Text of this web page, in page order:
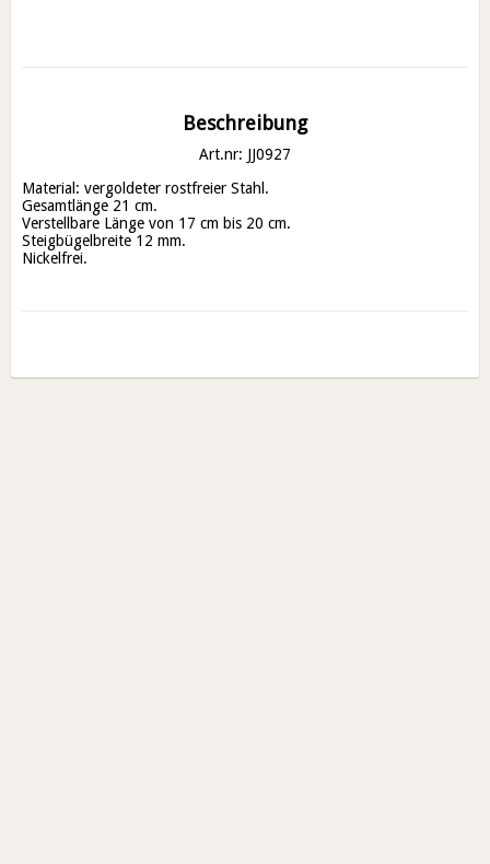
Beschreibung
Art.nr: JJ0927
Material: vergoldeter rostfreier Stahl.
Gesamtlänge 21 cm.
Verstellbare Länge von 17 cm bis 20 cm.
Steigbügelbreite 12 mm.
Nickelfrei.